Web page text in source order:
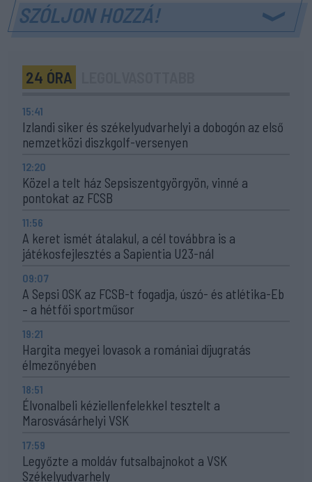
SZÓLJON HOZZÁ!
24 ÓRA
15:41
Izlandi siker és székelyudvarhelyi a dobogón az első
nemzetközi diszkgolf-versenyen
12:20
Közel a telt ház Sepsiszentgyörgyön, vinné a
pontokat az FCSB
11:56
A keret ismét átalakul, a cél továbbra is a
játékosfejlesztés a Sapientia U23-nál
09:07
A Sepsi OSK az FCSB-t fogadja, úszó- és atlétika-Eb
– a hétfői sportműsor
19:21
Hargita megyei lovasok a romániai díjugratás
élmezőnyében
18:51
Élvonalbeli kéziellenfelekkel tesztelt a
Marosvásárhelyi VSK
17:59
Legyőzte a moldáv futsalbajnokot a VSK
Székelyudvarhely